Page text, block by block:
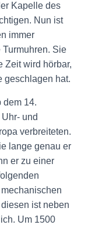
Kapelle des
Nun ist
immer
Sie
Zeit wird hörbar,
geschlagen hat.
dem 14.
und
verbreiteten.
lange genau er
er zu einer
ist neben
Um 1500